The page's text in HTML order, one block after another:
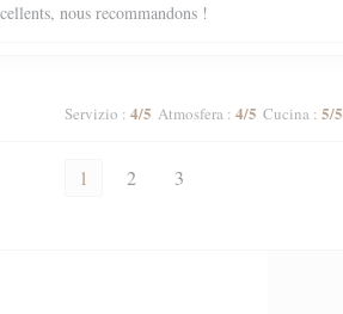
nous recommandons !
Servizio : 4/5 Atmosfera: 4/5 Cucina: 5/5
1 2 3